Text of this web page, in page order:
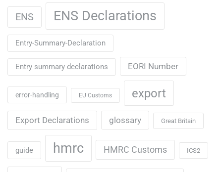
ENS ENS Declarations
Entry-Summary-Declaration
Entry summary declarations EORI Number
error-handling EU Customs export
Export Declarations glossary Great Britain
guide hmrc HMRC Customs ICS2